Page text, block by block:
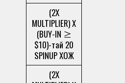
(2X
MULTIPLIER) X
(BUY-IN ≥
$10)-тай 20
SPINUP ХОЖ
(2X